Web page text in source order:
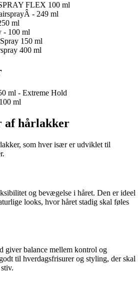
FLEX 100 ml
- 249 ml
ml
- 100 ml
150 ml
400 ml
ml - Extreme Hold
ml
af hårlakker
som hver især er udviklet til
og bevægelse i håret. Den er ideel
looks, hvor håret stadig skal føles
giver balance mellem kontrol og
til hverdagsfrisurer og styling, der skal